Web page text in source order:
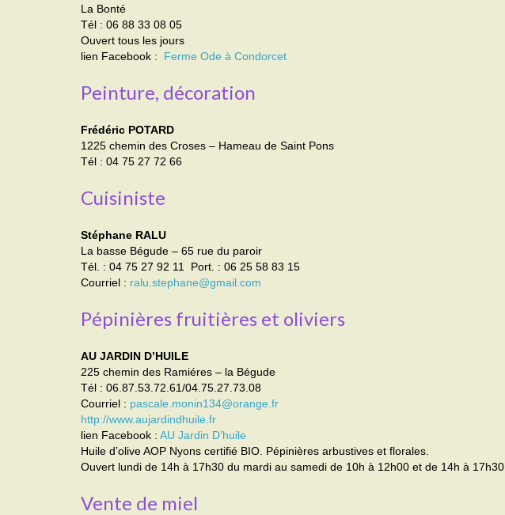
La Bonté
Tél : 06 88 33 08 05
Ouvert tous les jours
lien Facebook : Ferme Ode à Condorcet
Peinture, décoration
Frédéric POTARD
1225 chemin des Croses – Hameau de Saint Pons
Tél : 04 75 27 72 66
Cuisiniste
Stéphane RALU
La basse Bégude – 65 rue du paroir
Tél. : 04 75 27 92 11 Port. : 06 25 58 83 15
Courriel : ralu.stephane@gmail.com
Pépinières fruitières et oliviers
AU JARDIN D’HUILE
225 chemin des Ramiéres – la Bégude
Tél : 06.87.53.72.61/04.75.27.73.08
Courriel : pascale.monin134@orange.fr
http://www.aujardindhuile.fr
lien Facebook : AU Jardin D’huile
Huile d’olive AOP Nyons certifié BIO. Pépinières arbustives et florales.
Ouvert lundi de 14h à 17h30 du mardi au samedi de 10h à 12h00 et de 14h à 17h30.
Vente de miel